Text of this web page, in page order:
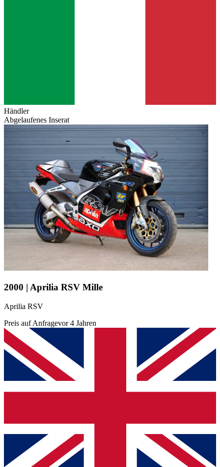
Händler
Abgelaufenes Inserat
2000 | Aprilia RSV Mille
Aprilia RSV
Preis auf Anfragevor 4 Jahren